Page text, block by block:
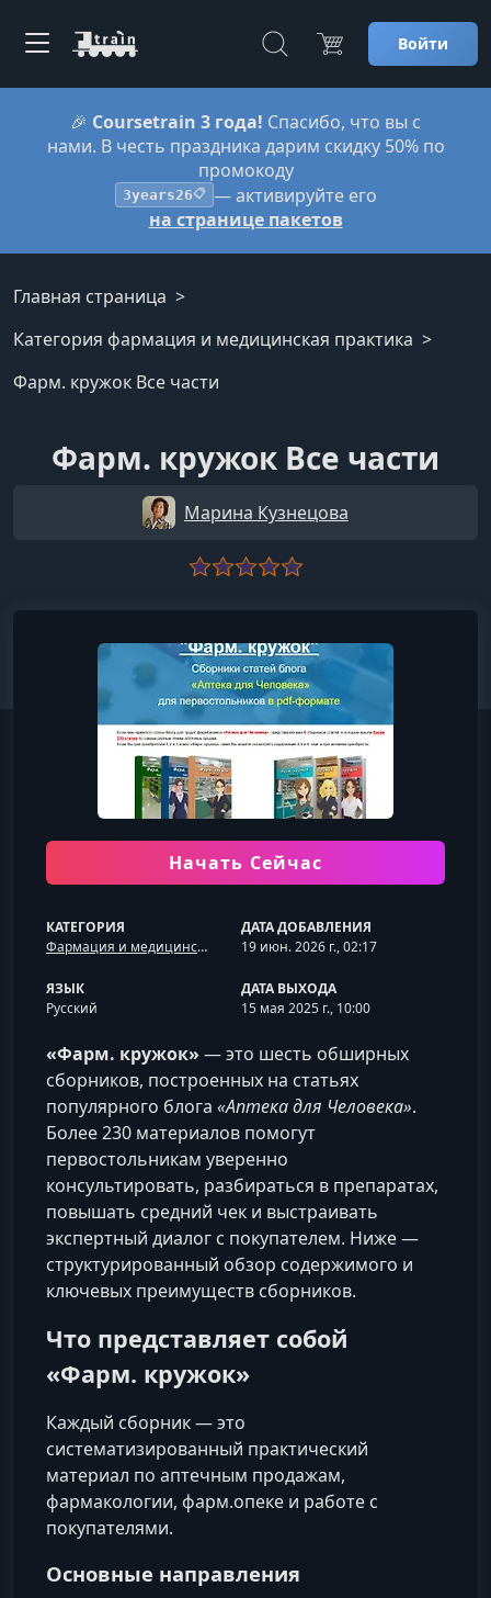
Войти
🎉 Coursetrain 3 года! Спасибо, что вы с
нами. В честь праздника дарим скидку 50% по
промокоду
3years26📋 — активируйте его
на странице пакетов
Главная страница
Категория фармация и медицинская практика
Фарм. кружок Все части
Фарм. кружок Все части
Марина Кузнецова
Начать Сейчас
КАТЕГОРИЯ
Фармация и медицинская практика
ДАТА ДОБАВЛЕНИЯ
19 июн. 2026 г., 02:17
ЯЗЫК
Русский
ДАТА ВЫХОДА
15 мая 2025 г., 10:00
«Фарм. кружок» — это шесть обширных
сборников, построенных на статьях
популярного блога «Аптека для Человека».
Более 230 материалов помогут
первостольникам уверенно
консультировать, разбираться в препаратах,
повышать средний чек и выстраивать
экспертный диалог с покупателем. Ниже —
структурированный обзор содержимого и
ключевых преимуществ сборников.
Что представляет собой
«Фарм. кружок»
Каждый сборник — это
систематизированный практический
материал по аптечным продажам,
фармакологии, фарм.опеке и работе с
покупателями.
Основные направления